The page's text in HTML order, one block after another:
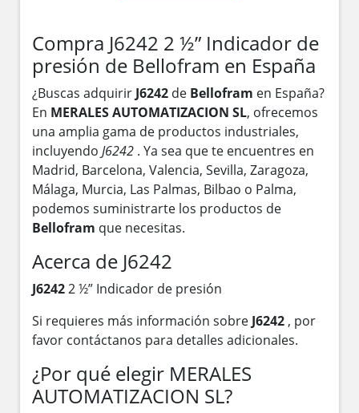
Compra J6242 2 ½” Indicador de
presión de Bellofram en España
¿Buscas adquirir J6242 de Bellofram en España?
En MERALES AUTOMATIZACION SL, ofrecemos
una amplia gama de productos industriales,
incluyendo J6242 . Ya sea que te encuentres en
Madrid, Barcelona, Valencia, Sevilla, Zaragoza,
Málaga, Murcia, Las Palmas, Bilbao o Palma,
podemos suministrarte los productos de
Bellofram que necesitas.
Acerca de J6242
J62422 ½” Indicador de presión
Si requieres más información sobre J6242 , por
favor contáctanos para detalles adicionales.
¿Por qué elegir MERALES
AUTOMATIZACION SL?